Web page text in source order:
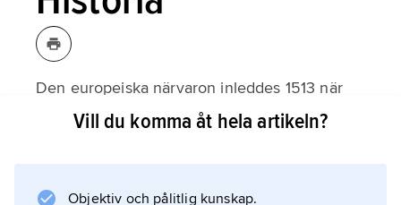
Den europeiska närvaron inleddes 1513 när
spanjorenVill du komma åt hela artikeln?
Objektiv och pålitlig kunskap.